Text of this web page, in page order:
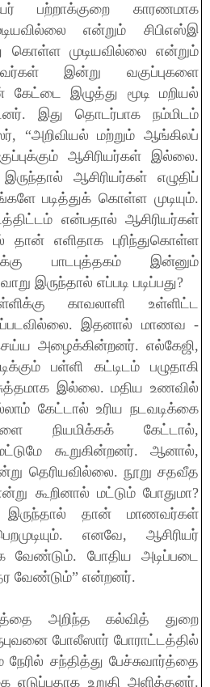
பற்றாக்குறை காரணமாக
என்றும் சிபிஎஸ்இ
கொள்ள முடியவில்லை என்றும்
இன்று வகுப்புகளை
கேட்டை இழுத்து மூடி மறியல்
இது தொடர்பாக நம்மிடம்
“அறிவியல் மற்றும் ஆங்கிலப்
ஆசிரியர்கள் இல்லை.
ஆசிரியர்கள் எழுதிப்
படித்துக் கொள்ள முடியும்.
என்பதால் ஆசிரியர்கள்
தான் எளிதாக புரிந்துகொள்ள
பாடபுத்தகம் இன்னும்
இருந்தால் எப்படி படிப்பது?
காவலாளி உள்ளிட்ட
இதனால் மாணவ -
அழைக்கின்றனர். எல்கேஜி,
பள்ளி கட்டிடம் பழுதாகி
இல்லை. மதிய உணவில்
கேட்டால் உரிய நடவடிக்கை
நியமிக்கக் கேட்டால்,
கூறுகின்றனர். ஆனால்,
தெரியவில்லை. நூறு சதவீத
கூறினால் மட்டும் போதுமா?
இருந்தால் தான் மாணவர்கள்
எனவே, ஆசிரியர்
வேண்டும். போதிய அடிப்படை
வேண்டும்” என்றனர்.
அறிந்த கல்வித் துறை
போலீஸார் போராட்டத்தில்
சந்தித்து பேச்சுவார்த்தை
எடுப்பதாக உறுதி அளித்தனர்.